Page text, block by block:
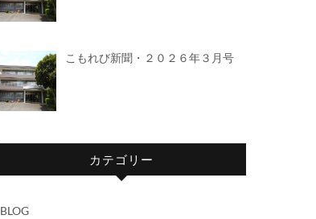
こもれび新聞・２０２６年３月号
カテゴリー
BLOG